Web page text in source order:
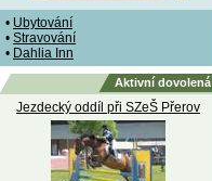
• Ubytování
• Stravování
• Dahlia Inn
Aktivní dovolená
Jezdecký oddíl při SZeŠ Přerov